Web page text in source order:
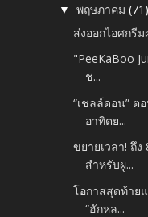
▼พฤษภาคม(71)
ส่งออกไอศกรี
"PeeKaBoo
ช...
“เชลล์ดอน” ต
อาทิตย...
ขยายเวลา! ถึ
สำหรับผู...
โอกาสสุดท้าย
“ฮักหล...